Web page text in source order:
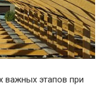
этапов при